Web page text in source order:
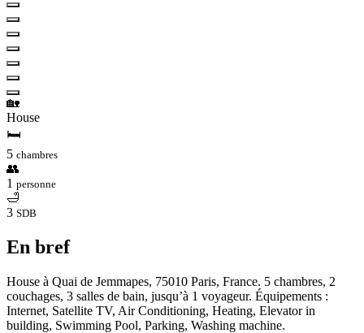
🏡
House
🛏
5 chambres
👥
1 personne
🛁
3 SDB
En bref
House à Quai de Jemmapes, 75010 Paris, France. 5 chambres, 2
couchages, 3 salles de bain, jusqu’à 1 voyageur. Équipements :
Internet, Satellite TV, Air Conditioning, Heating, Elevator in
building, Swimming Pool, Parking, Washing machine.